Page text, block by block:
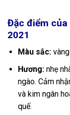
Đặc điểm của
2021
Màu sắc:
Hương: nhẹ
ngào. Cảm
và kim ngân
quế.